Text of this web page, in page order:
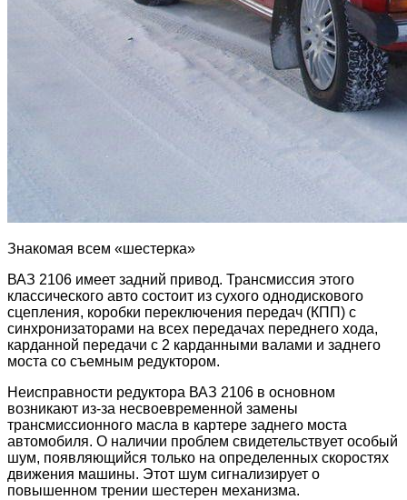
Знакомая всем «шестерка»
ВАЗ 2106 имеет задний привод. Трансмиссия этого
классического авто состоит из сухого однодискового
сцепления, коробки переключения передач (КПП) с
синхронизаторами на всех передачах переднего хода,
карданной передачи с 2 карданными валами и заднего
моста со съемным редуктором.
Неисправности редуктора ВАЗ 2106 в основном
возникают из-за несвоевременной замены
трансмиссионного масла в картере заднего моста
автомобиля. О наличии проблем свидетельствует особый
шум, появляющийся только на определенных скоростях
движения машины. Этот шум сигнализирует о
повышенном трении шестерен механизма.